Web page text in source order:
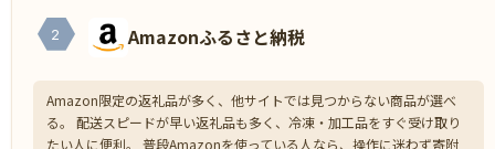
2 Amazonふるさと納税
Amazon限定の返礼品が多く、他サイトでは見つからない商品が選べ
る。 配送スピードが早い返礼品も多く、冷凍・加工品をすぐ受け取り
たい人に便利。 普段Amazonを使っている人なら、操作に迷わず寄附